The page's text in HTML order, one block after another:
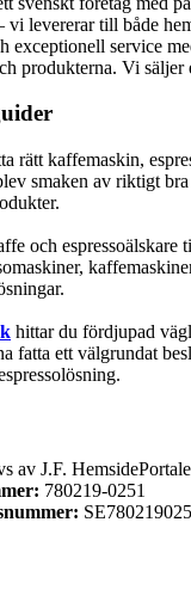
vi levererar till både
exceptionell service
produkterna. Vi säljer
rätt kaffemaskin,
smaken av riktigt
och espressoälskare
hittar du fördjupad
fatta ett välgrundat
av J.F.
780219-0251